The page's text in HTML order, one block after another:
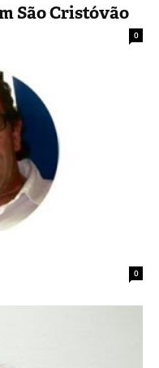
São Cristóvão
0
0